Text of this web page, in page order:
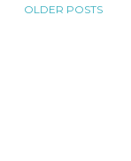
OLDER POSTS